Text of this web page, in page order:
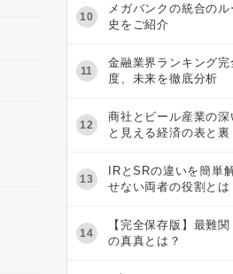
10
メガバンクの統合の
史をご紹介
11
金融業界ランキング
度、未来を徹底分析
12
商社とビール産業の深
と見える経済の表と裏
13
IRとSRの違いを簡単
せない両者の役割とは
14
【完全保存版】最難
の真真とは？